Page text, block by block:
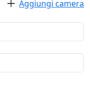
Aggiungi camera